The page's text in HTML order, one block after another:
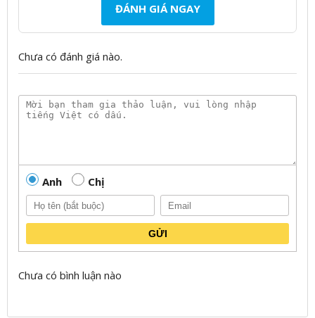
ĐÁNH GIÁ NGAY
Chưa có đánh giá nào.
Anh Chị
GỬI
Chưa có bình luận nào